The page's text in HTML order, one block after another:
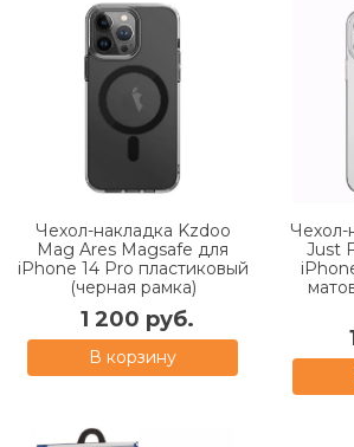
Чехол-накладка Kzdoo
Mag Ares Magsafe для
iPhone 14 Pro пластиковый
(черная рамка)
1 200 руб.
В корзину
Чехол-
Just